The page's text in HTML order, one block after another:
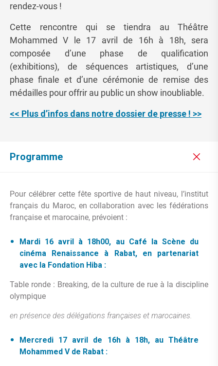
rendez-vous !
Cette rencontre qui se tiendra au Théâtre
Mohammed V le 17 avril de 16h à 18h, sera
composée d’une phase de qualification
(exhibitions), de séquences artistiques, d’une
phase finale et d’une cérémonie de remise des
médailles pour offrir au public un show inoubliable.
<< Plus d’infos dans notre dossier de presse ! >>
Programme
Pour célébrer cette fête sportive de haut niveau, l’institut
français du Maroc, en collaboration avec les fédérations
française et marocaine, prévoient :
Mardi 16 avril à 18h00, au Café la Scène du
cinéma Renaissance à Rabat, en partenariat
avec la Fondation Hiba :
Table ronde : Breaking, de la culture de rue à la discipline
olympique
en présence des délégations françaises et marocaines.
Mercredi 17 avril de 16h à 18h, au Théâtre
Mohammed V de Rabat :